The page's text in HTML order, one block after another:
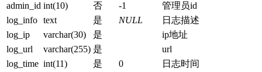
admin_id int(10) 否 -1
管理员id
log_info text 是 NULL
日志描述
log_ip
varchar(30) 是
ip地址
log_url
varchar(255) 是
url
log_time int(11) 是 0 日志时间